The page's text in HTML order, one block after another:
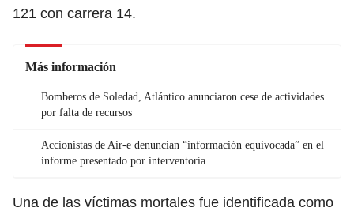
121 con carrera 14.
Más información
Bomberos de Soledad, Atlántico anunciaron cese de actividades
por falta de recursos
Accionistas de Air-e denuncian “información equivocada” en el
informe presentado por interventoría
Una de las víctimas mortales fue identificada como